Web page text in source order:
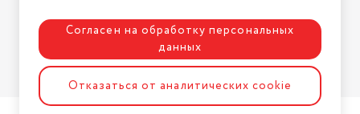
Разработка сайтаASTDESIGN
Согласен на обработку персональных
данных
Отказаться от аналитических cookie